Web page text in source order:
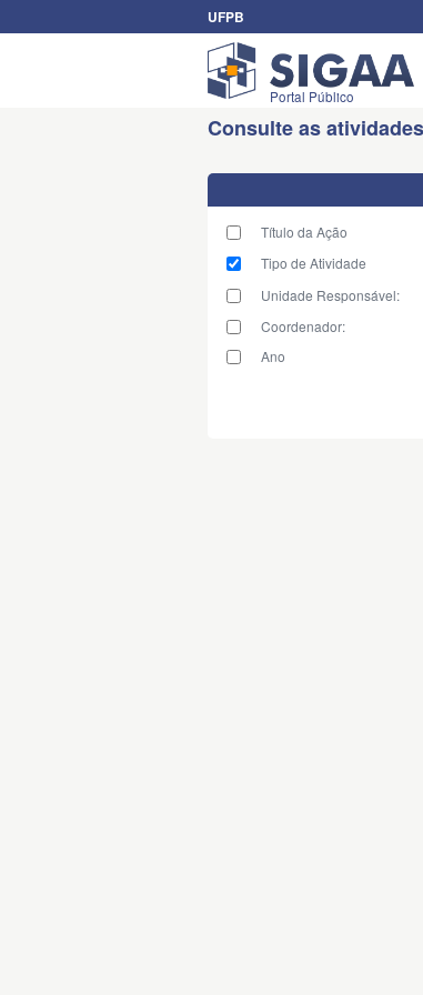
UFPB
Portal Público
Consulte as
Título da Ação
Tipo de Atividade
Unidade Responsável:
Coordenador:
Ano